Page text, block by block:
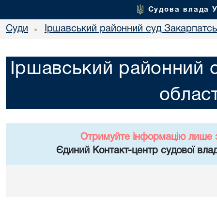
Судова влада
Суди • Іршавський районний суд
Іршавський районний
Отримуйте інформацію лише
Єдиний Контакт-центр судової